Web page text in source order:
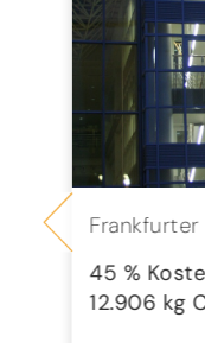
45 %
12.906 kg